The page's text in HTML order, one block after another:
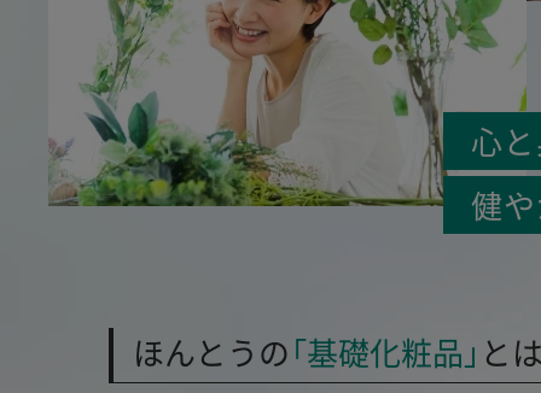
心
健
ほんとうの「基礎化粧品」 と